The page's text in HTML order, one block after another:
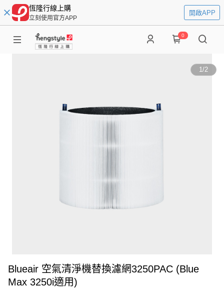
恆隆行線上購
立刻使用官方APP
開啟APP
0
1/2
Blueair 空氣清淨機替換濾網3250PAC (Blue
Max 3250i適用)